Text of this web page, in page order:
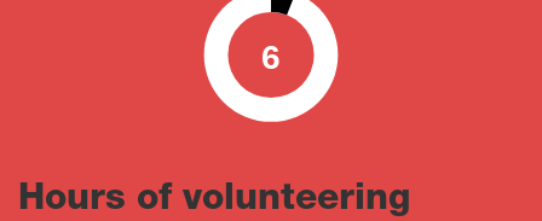
6
0 100
Hours of volunteering